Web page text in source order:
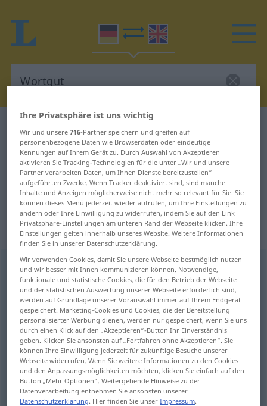
Deutsch-Englisch Übersetzung für
"Wortgut"
"Wortgut" Englisch Übersetzung
„Wortgut“: Neutrum
Wortgutn
Übersicht aller Übersetzungen
(Für mehr Details die Übersetzung anklicken/antippen)
vocabulary
vocabulary Wortgut
Ihre Privatsphäre ist uns wichtig
Wir und unsere716-Partner speichern und greifen auf
personenbezogene Daten wie Browserdaten oder eindeutige
Kennungen auf Ihrem Gerät zu. Durch Auswahl von Akzeptieren
aktivieren Sie Tracking-Technologien für die unter „Wir und unsere
Partner verarbeiten Daten, um Ihnen Dienste bereitzustellen“
aufgeführten Zwecke. Wenn Tracker deaktiviert sind, sind manche
Inhalte und Anzeigen möglicherweise nicht mehr so relevant für Sie. Sie
können dieses Menü jederzeit wieder aufrufen, um Ihre Einstellungen zu
ändern oder Ihre Einwilligung zu widerrufen, indem Sie auf den Link
Privatsphäre-Einstellungen am unteren Rand der Webseite klicken. Ihre
Einstellungen gelten innerhalb unseres Website. Weitere Informationen
finden Sie in unserer Datenschutzerklärung.
Wir verwenden Cookies, damit Sie unsere Webseite bestmöglich nutzen
und wir besser mit Ihnen kommunizieren können. Notwendige,
funktionale und statistische Cookies, die für den Betrieb der Webseite
und der statistischen Auswertung unserer Webseite erforderlich sind,
werden auf Grundlage unserer Vorauswahl immer auf Ihrem Endgerät
gespeichert. Marketing-Cookies und Cookies, die der Bereitstellung
personalisierter Werbung dienen, werden nur gespeichert, wenn Sie uns
durch einen Klick auf den „Akzeptieren“-Button Ihr Einverständnis
geben. Klicken Sie ansonsten auf „Fortfahren ohne Akzeptieren“. Sie
können Ihre Einwilligung jederzeit für zukünftige Besuche unserer
Webseite widerrufen. Wenn Sie weitere Informationen zu den Cookies
und den Anpassungsmöglichkeiten möchten, klicken Sie einfach auf den
Button „Mehr Optionen“. Weitergehende Hinweise zu der
Datenverarbeitung entnehmen Sie ansonsten unserer
Datenschutzerklärung. Hier finden Sie unserImpressum.